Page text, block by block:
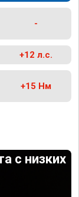
-
+12 л.с.
+15 Нм
с низких